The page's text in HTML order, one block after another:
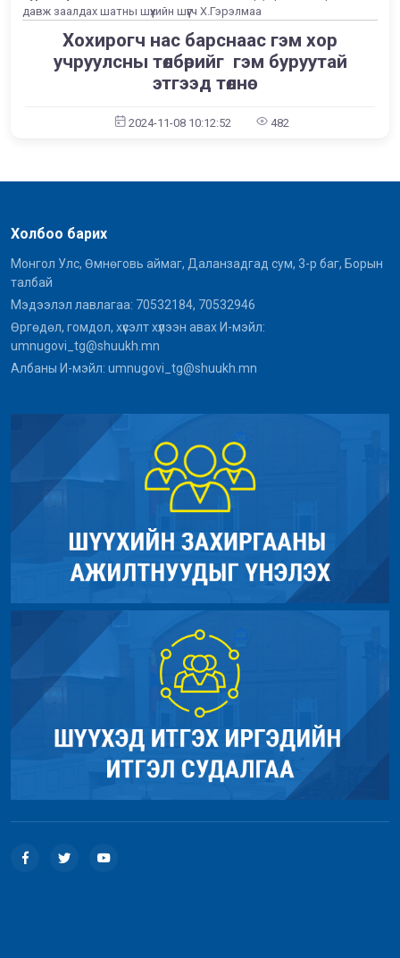
давж заалдах шатны шүүхийн шүүгч Х.Гэрэлмаа
Хохирогч нас барснаас гэм хор
учруулсны төлбөрийг гэм буруутай
этгээд төлнө
2024-11-08 10:12:52 482
Холбоо барих
Монгол Улс, Өмнөговь аймаг, Даланзадгад сум, 3-р баг, Борын
талбай
Мэдээлэл лавлагаа: 70532184, 70532946
Өргөдөл, гомдол, хүсэлт хүлээн авах И-мэйл:
umnugovi_tg@shuukh.mn
Албаны И-мэйл: umnugovi_tg@shuukh.mn